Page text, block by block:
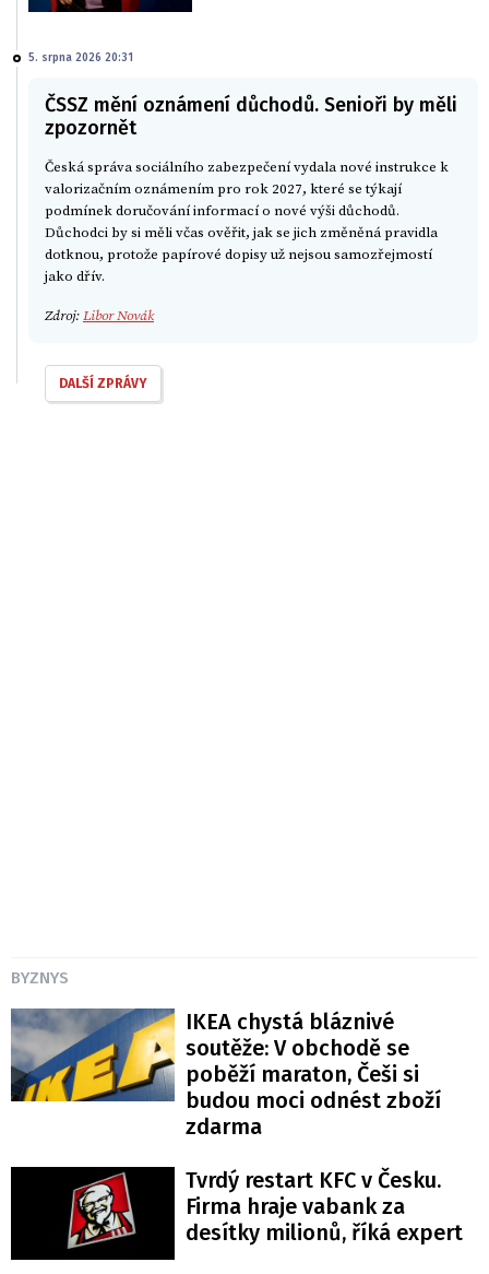
5. srpna 2026 20:31
ČSSZ mění oznámení důchodů. Senioři by měli
zpozornět
Česká správa sociálního zabezpečení vydala nové instrukce k
valorizačním oznámením pro rok 2027, které se týkají
podmínek doručování informací o nové výši důchodů.
Důchodci by si měli včas ověřit, jak se jich změněná pravidla
dotknou, protože papírové dopisy už nejsou samozřejmostí
jako dřív.
Zdroj:Libor Novák
DALŠÍ ZPRÁVY
BYZNYS
IKEA chystá bláznivé
soutěže: V obchodě se
poběží maraton, Češi si
budou moci odnést zboží
zdarma
Tvrdý restart KFC v Česku.
Firma hraje vabank za
desítky milionů, říká expert